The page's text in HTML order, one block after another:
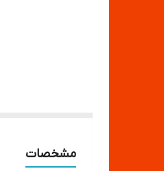
مشخصات